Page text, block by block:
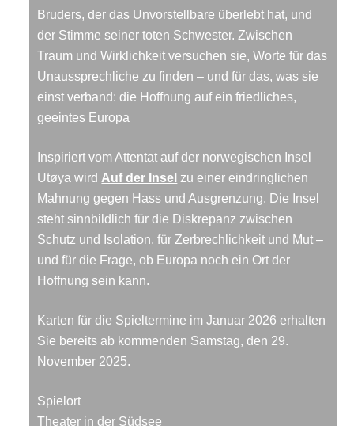
Bruders, der das Unvorstellbare überlebt hat, und
der Stimme seiner toten Schwester. Zwischen
Traum und Wirklichkeit versuchen sie, Worte für das
Unaussprechliche zu finden – und für das, was sie
einst verband: die Hoffnung auf ein friedliches,
geeintes Europa
Inspiriert vom Attentat auf der norwegischen Insel
Utøya wird Auf der Insel zu einer eindringlichen
Mahnung gegen Hass und Ausgrenzung. Die Insel
steht sinnbildlich für die Diskrepanz zwischen
Schutz und Isolation, für Zerbrechlichkeit und Mut –
und für die Frage, ob Europa noch ein Ort der
Hoffnung sein kann.
Karten für die Spieltermine im Januar 2026 erhalten
Sie bereits ab kommenden Samstag, den 29.
November 2025.
Spielort
Theater in der Südsee